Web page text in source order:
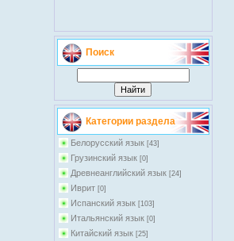
Поиск
Категории раздела
Белорусский язык [43]
Грузинский язык [0]
Древнеанглийский язык [24]
Иврит [0]
Испанский язык [103]
Итальянский язык [0]
Китайский язык [25]